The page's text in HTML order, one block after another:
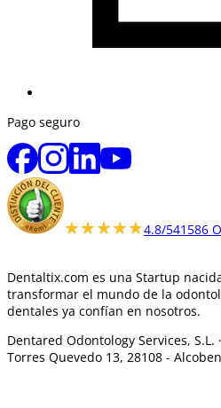
Pago seguro
★★★★★
★★★★★4.8/541586
Dentaltix.com es una Startup
transformar el mundo de la
dentales ya confían en nosotros.
Dentared Odontology Services, S.L. ·
Torres Quevedo 13, 28108 -